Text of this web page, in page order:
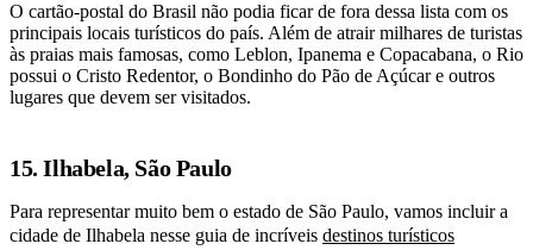
O cartão-postal do Brasil não podia ficar de fora dessa lista com os
principais locais turísticos do país. Além de atrair milhares de turistas
às praias mais famosas, como Leblon, Ipanema e Copacabana, o Rio
possui o Cristo Redentor, o Bondinho do Pão de Açúcar e outros
lugares que devem ser visitados.
15. Ilhabela, São Paulo
Para representar muito bem o estado de São Paulo, vamos incluir a
cidade de Ilhabela nesse guia de incríveis destinos turísticos